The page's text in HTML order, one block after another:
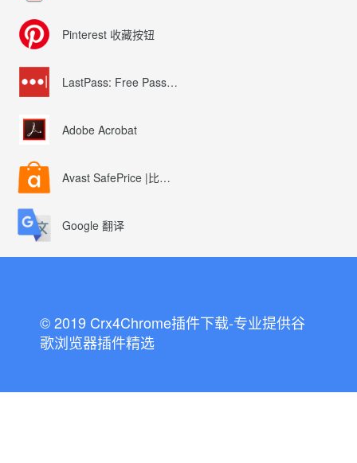
Pinterest 收藏按钮
LastPass: Free Password Manager
Adobe Acrobat
Avast SafePrice |比较、交易、优惠券
Google 翻译
© 2019 Crx4Chrome插件下载-专业提供谷
歌浏览器插件精选